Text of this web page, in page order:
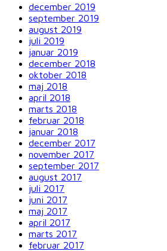
december 2019
september 2019
august 2019
juli 2019
januar 2019
december 2018
oktober 2018
maj 2018
april 2018
marts 2018
februar 2018
januar 2018
december 2017
november 2017
september 2017
august 2017
juli 2017
juni 2017
maj 2017
april 2017
marts 2017
februar 2017